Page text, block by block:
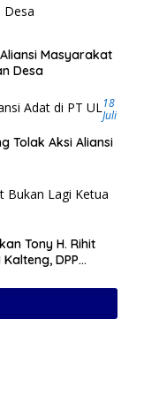
Masyarakat
Desa
18
Juli
Tolak Aksi Aliansi
Tony H. Rihit
DPP